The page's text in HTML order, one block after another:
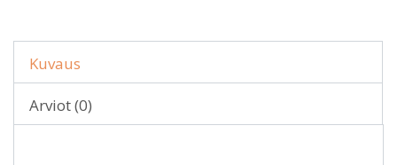
Kuvaus
Arviot (0)